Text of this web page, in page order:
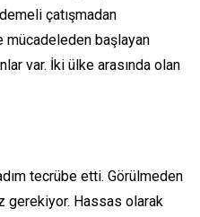
çatışmadan
mücadeleden başlayan
var. İki ülke arasında olan
tecrübe etti. Görülmeden
gerekiyor. Hassas olarak